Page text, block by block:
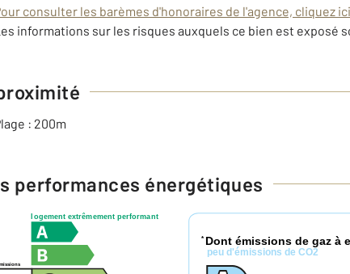
consulter les barèmes d'honoraires de l'agence, cliquez ici
informations sur les risques auxquels ce bien est exposé
: 200m
performances énergétiques
logement extrêmement performant
* Dont émissions de gaz à
peu d'émissions de CO2